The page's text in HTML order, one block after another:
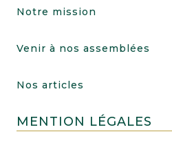
Notre mission
Venir à nos assemblées
Nos articles
MENTION LÉGALES